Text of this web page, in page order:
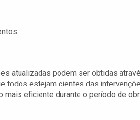
atualizadas podem ser obtidas
todos estejam cientes das
mais eficiente durante o período de